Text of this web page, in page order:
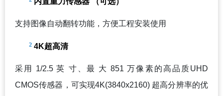
支持图像自动翻转功能，方便工程安装使用
² 4K超高清
采用 1/2.5 英 寸、最 大 851 万像素的高品质UHD
CMOS传感器，可实现4K(3840x2160) 超高分辨率的优